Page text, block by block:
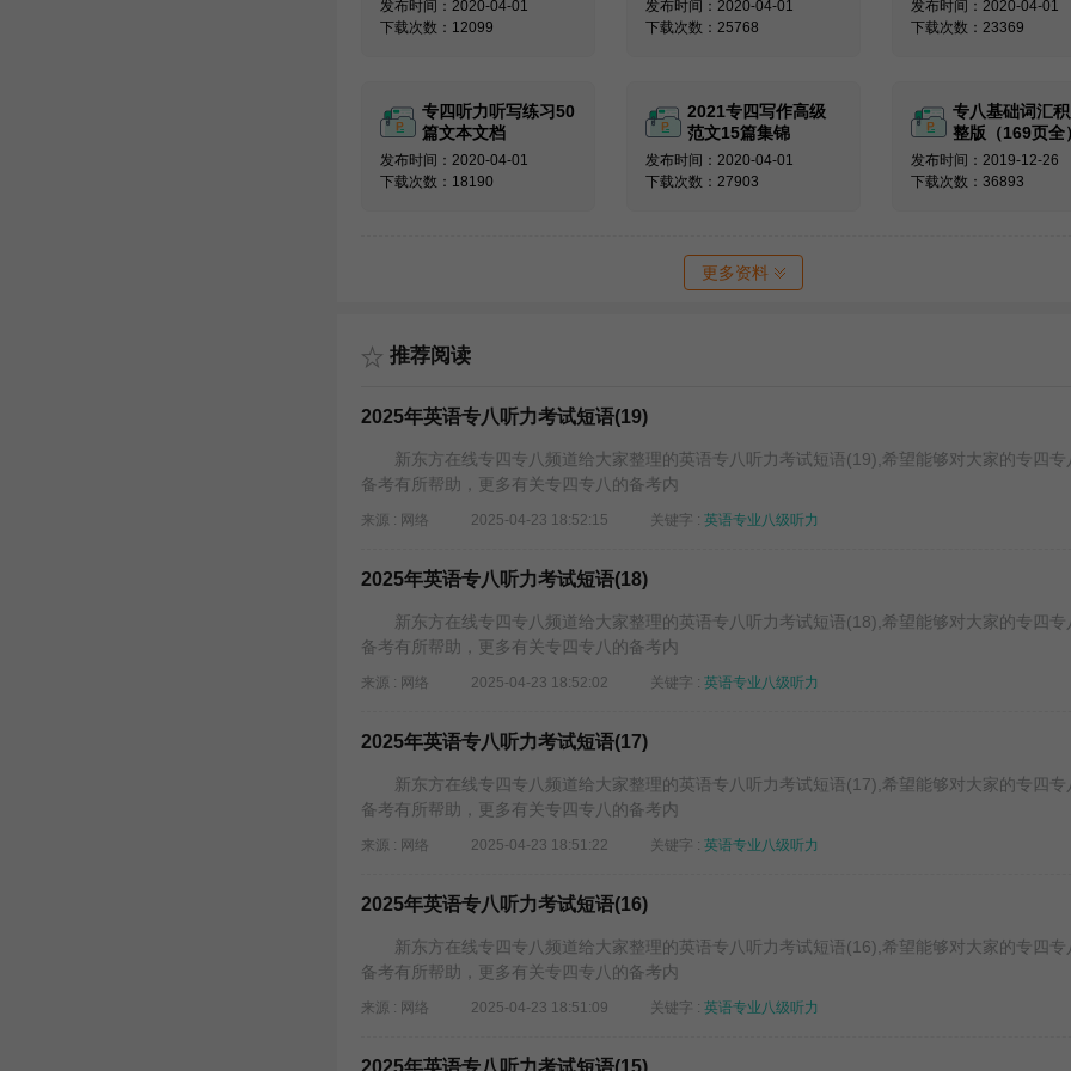
发布时间：2020-04-01
下载次数：12099
发布时间：2020-04-01
下载次数：25768
发布时间：2020-04-01
下载次数：23369
专四听力听写练习50
篇文本文档
发布时间：2020-04-01
下载次数：18190
2021专四写作高级
范文15篇集锦
发布时间：2020-04-01
下载次数：27903
专八基础词汇
整版（169页全）
发布时间：2019-12-26
下载次数：36893
更多资料
推荐阅读
2025年英语专八听力考试短语(19)
新东方在线专四专八频道给大家整理的英语专八听力考试短语(19),希望能够对大家的专四专
备考有所帮助，更多有关专四专八的备考内
来源 : 网络 2025-04-23 18:52:15 关键字 : 英语专业八级听力
2025年英语专八听力考试短语(18)
新东方在线专四专八频道给大家整理的英语专八听力考试短语(18),希望能够对大家的专四专
备考有所帮助，更多有关专四专八的备考内
来源 : 网络 2025-04-23 18:52:02 关键字 : 英语专业八级听力
2025年英语专八听力考试短语(17)
新东方在线专四专八频道给大家整理的英语专八听力考试短语(17),希望能够对大家的专四专
备考有所帮助，更多有关专四专八的备考内
来源 : 网络 2025-04-23 18:51:22 关键字 : 英语专业八级听力
2025年英语专八听力考试短语(16)
新东方在线专四专八频道给大家整理的英语专八听力考试短语(16),希望能够对大家的专四专
备考有所帮助，更多有关专四专八的备考内
来源 : 网络 2025-04-23 18:51:09 关键字 : 英语专业八级听力
2025年英语专八听力考试短语(15)